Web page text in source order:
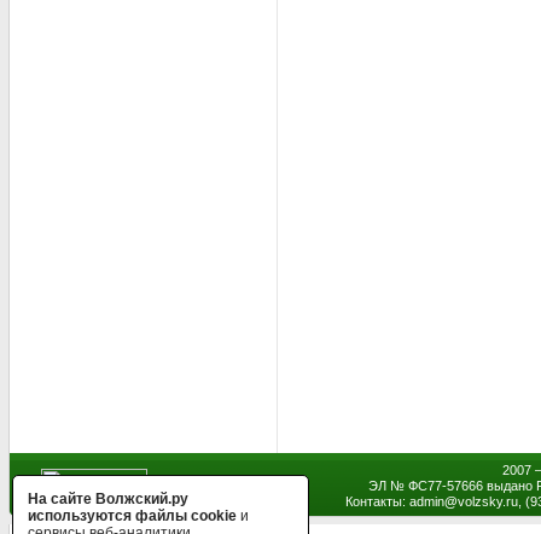
2007
ЭЛ № ФС77-57666 выдано
Контакты: admin@volzsky.ru,
На сайте Волжский.ру
используются файлы cookie и